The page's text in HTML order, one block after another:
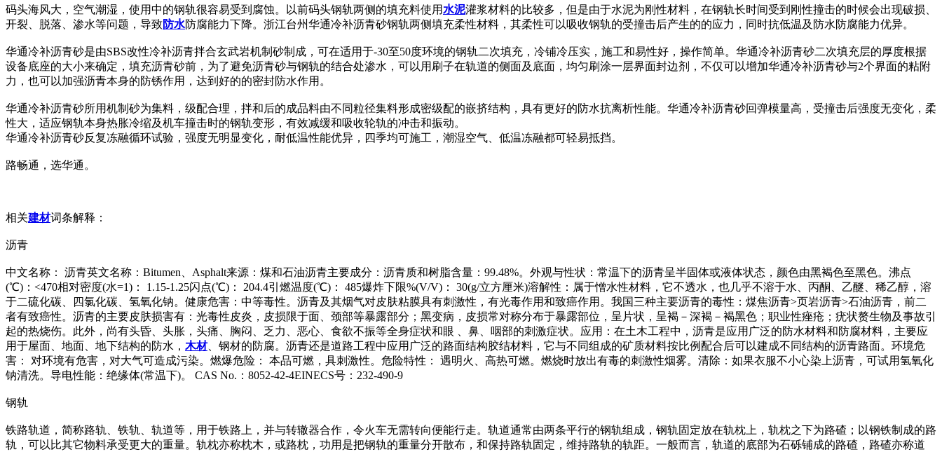
码头海风大，空气潮湿，使用中的钢轨很容易受到腐蚀。以前码头钢轨两侧的填充料使用 水泥灌浆材料的比较多，但是由于水泥为刚性材料，在钢轨长时间受到刚性撞击的时候会出现破损、
开裂、脱落、渗水等问题，导致防水防腐能力下降。浙江台州华通冷补沥青砂钢轨两侧填充柔性材料，其柔性可以吸收钢轨的受撞击后产生的的应力，同时抗低温及防水防腐能力优异。
华通冷补沥青砂是由SBS改性冷补沥青拌合玄武岩机制砂制成，可在适用于-30至50度环境的钢轨二次填充，冷铺冷压实，施工和易性好，操作简单。华通冷补沥青砂二次填充层的厚度根据
设备底座的大小来确定，填充沥青砂前，为了避免沥青砂与钢轨的结合处渗水，可以用刷子在轨道的侧面及底面，均匀刷涂一层界面封边剂，不仅可以增加华通冷补沥青砂与2个界面的粘附
力，也可以加强沥青本身的防锈作用，达到好的的密封防水作用。
华通冷补沥青砂所用机制砂为集料，级配合理，拌和后的成品料由不同粒径集料形成密级配的嵌挤结构，具有更好的防水抗离析性能。华通冷补沥青砂回弹模量高，受撞击后强度无变化，柔
性大，适应钢轨本身热胀冷缩及机车撞击时的钢轨变形，有效减缓和吸收轮轨的冲击和振动。
华通冷补沥青砂反复冻融循环试验，强度无明显变化，耐低温性能优异，四季均可施工，潮湿空气、低温冻融都可轻易抵挡。
路畅通，选华通。
相关建材词条解释：
沥青
中文名称： 沥青英文名称：Bitumen、Asphalt来源：煤和石油沥青主要成分：沥青质和树脂含量：99.48%。外观与性状：常温下的沥青呈半固体或液体状态，颜色由黑褐色至黑色。沸点
(℃)：<470相对密度(水=1)： 1.15-1.25闪点(℃)： 204.4引燃温度(℃)： 485爆炸下限%(V/V)： 30(g/立方厘米)溶解性：属于憎水性材料，它不透水，也几乎不溶于水、丙酮、乙醚、稀乙醇，溶
于二硫化碳、四氯化碳、氢氧化钠。健康危害：中等毒性。沥青及其烟气对皮肤粘膜具有刺激性，有光毒作用和致癌作用。我国三种主要沥青的毒性：煤焦沥青>页岩沥青>石油沥青，前二
者有致癌性。沥青的主要皮肤损害有：光毒性皮炎，皮损限于面、颈部等暴露部分；黑变病，皮损常对称分布于暴露部位，呈片状，呈褐－深褐－褐黑色；职业性痤疮；疣状赘生物及事故引
起的热烧伤。此外，尚有头昏、头胀，头痛、胸闷、乏力、恶心、食欲不振等全身症状和眼 、鼻、咽部的刺激症状。应用：在土木工程中，沥青是应用广泛的防水材料和防腐材料，主要应
用于屋面、地面、地下结构的防水， 木材、钢材的防腐。沥青还是道路工程中应用广泛的路面结构胶结材料，它与不同组成的矿质材料按比例配合后可以建成不同结构的沥青路面。环境危
害： 对环境有危害，对大气可造成污染。燃爆危险： 本品可燃，具刺激性。危险特性： 遇明火、高热可燃。燃烧时放出有毒的刺激性烟雾。清除：如果衣服不小心染上沥青，可试用氢氧化
钠清洗。导电性能：绝缘体(常温下)。 CAS No.：8052-42-4EINECS号：232-490-9
钢轨
铁路轨道，简称路轨、铁轨、轨道等，用于铁路上，并与转辙器合作，令火车无需转向便能行走。轨道通常由两条平行的钢轨组成，钢轨固定放在轨枕上，轨枕之下为路碴；以钢铁制成的路
轨，可以比其它物料承受更大的重量。轨枕亦称枕木，或路枕，功用是把钢轨的重量分开散布，和保持路轨固定，维持路轨的轨距。一般而言，轨道的底部为石砾铺成的路碴，路碴亦称道